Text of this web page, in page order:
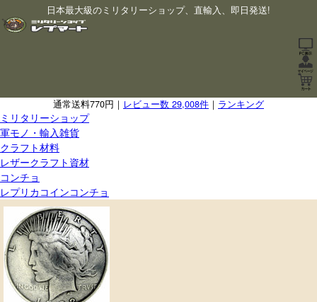
日本最大級のミリタリーショップ、直輸入、即日発送!
通常送料770円｜ レビュー数 29,008件 ｜ ランキング
ミリタリーショップ
軍モノ・輸入雑貨
クラフト材料
レザークラフト資材
コンチョ
レプリカコインコンチョ